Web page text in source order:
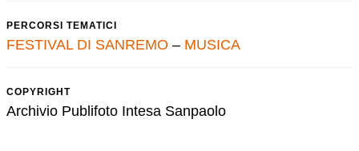
PERCORSI TEMATICI
FESTIVAL DI SANREMO – MUSICA
COPYRIGHT
Archivio Publifoto Intesa Sanpaolo